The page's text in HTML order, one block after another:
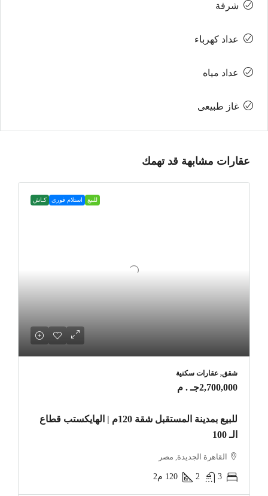
شرفة
عداد كهرباء
عداد مياه
غاز طبيعى
عقارات مشابهة قد تهمك
للبيع استلام فوري كـاش
شقق, عقارات سكنية
2,700,000جـ . م
للبيع بمدينة المستقبل شقة 120م | الهايكستب قطاع
الـ 100
القاهرة الجديدة, مصر
3
2
120 م2